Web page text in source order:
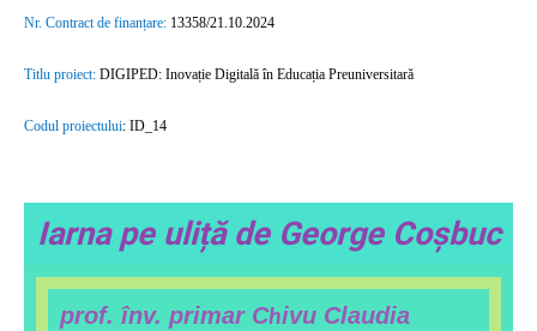
Nr. Contract de finanțare: 13358/21.10.2024
Titlu proiect: DIGIPED: Inovație Digitală în Educația Preuniversitară
Codul proiectului: ID_14
Iarna pe uliță de George Coșbuc
prof. înv. primar Chivu Claudia